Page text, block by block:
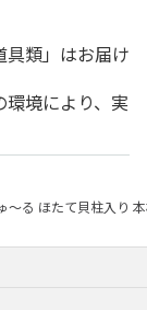
類」はお届け
境により、実
～る ほたて貝柱入り